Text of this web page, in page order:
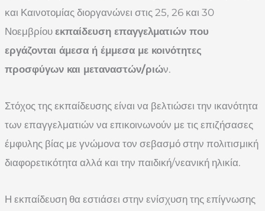
και Καινοτομίας διοργανώνει στις 25, 26 και 30
Νοεμβρίου εκπαίδευση επαγγελματιών που
εργάζονται άμεσα ή έμμεσα με κοινότητες
προσφύγων και μεταναστών/ριών.
Στόχος της εκπαίδευσης είναι να βελτιώσει την ικανότητα
των επαγγελματιών να επικοινωνούν με τις επιζήσασες
έμφυλης βίας με γνώμονα τον σεβασμό στην πολιτισμική
διαφορετικότητα αλλά και την παιδική/νεανική ηλικία.
Η εκπαίδευση θα εστιάσει στην ενίσχυση της επίγνωσης